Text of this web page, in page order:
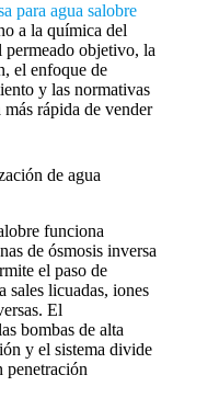
para agua salobre
a la química del
permeado objetivo, la
el enfoque de
y las normativas
rápida de vender
de agua
funciona
de ósmosis inversa
el paso de
sales licuadas, iones
El
bombas de alta
y el sistema divide
penetración